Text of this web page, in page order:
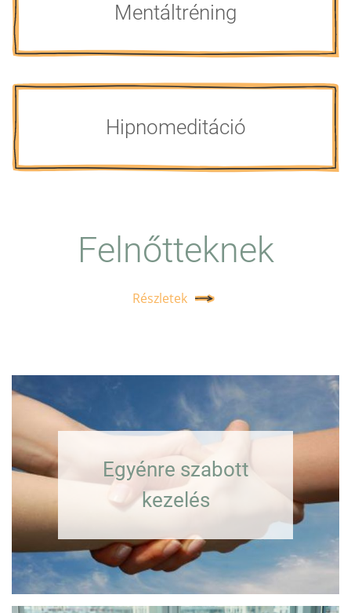
Mentáltréning
Hipnomeditáció
Felnőtteknek
Részletek
Egyénre szabott
kezelés